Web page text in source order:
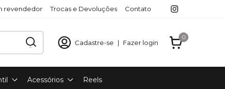
revendedor Trocas e Devoluções Contato
Cadastre-se | Fazer login
0
Acessórios Reels